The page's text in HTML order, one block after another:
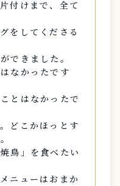
付けまで、全て
をしてくださる
できました。
なかったです
とはなかったで
どこかほっとす
鳥」を食べたい
ニューはおまか